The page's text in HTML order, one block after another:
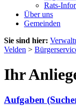
Rats-
Über uns
Gemeinden
Sie sind hier:
Velden >
Ihr
Aufgaben